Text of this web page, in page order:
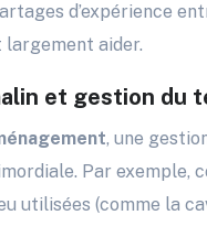
d’expérience
largement aider.
et gestion du
, une
Par exemple,
utilisées (comme la